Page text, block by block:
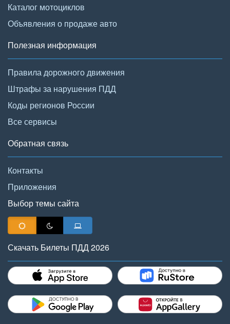
Каталог мотоциклов
Объявления о продаже авто
Полезная информация
Правила дорожного движения
Штрафы за нарушения ПДД
Коды регионов России
Все сервисы
Обратная связь
Контакты
Приложения
Выбор темы сайта
Скачать Билеты ПДД 2026